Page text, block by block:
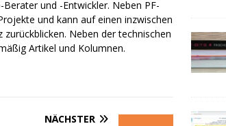
und -Entwickler. Neben PF-
und kann auf einen inzwischen
Neben der technischen
Artikel und Kolumnen.
NÄCHSTER